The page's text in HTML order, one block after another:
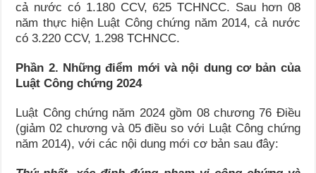
cả nước có 1.180 CCV, 625 TCHNCC. Sau hơn 08
năm thực hiện Luật Công chứng năm 2014, cả nước
có 3.220 CCV, 1.298 TCHNCC.
Phần 2. Những điểm mới và nội dung cơ bản của
Luật Công chứng 2024
Luật Công chứng năm 2024 gồm 08 chương 76 Điều
(giảm 02 chương và 05 điều so với Luật Công chứng
năm 2014), với các nội dung mới cơ bản sau đây: